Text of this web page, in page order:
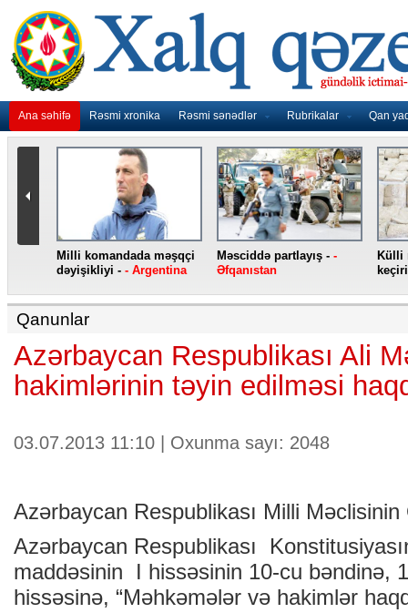
Ana səhifə Rəsmi xronika Rəsmi sənədlər Rubrikalar Qan
Milli komandada məşqçi
dəyişikliyi - - Argentina
Məsciddə partlayış - -
Əfqanıstan
Külli
Qanunlar
Azərbaycan Respublikası Ali
hakimlərinin təyin edilməsi
03.07.2013 11:10 | Oxunma sayı: 2048
Azərbaycan Respublikası Milli Məclisinin
Azərbaycan Respublikası
maddəsinin I hissəsinin 10-cu bəndinə,
hissəsinə, “Məhkəmələr və hakimlər